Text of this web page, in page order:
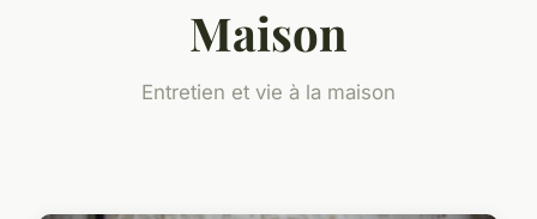
Maison
Entretien et vie à la maison